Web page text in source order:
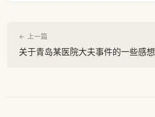
← 上一篇
关于青岛某医院大夫事件的一些感想